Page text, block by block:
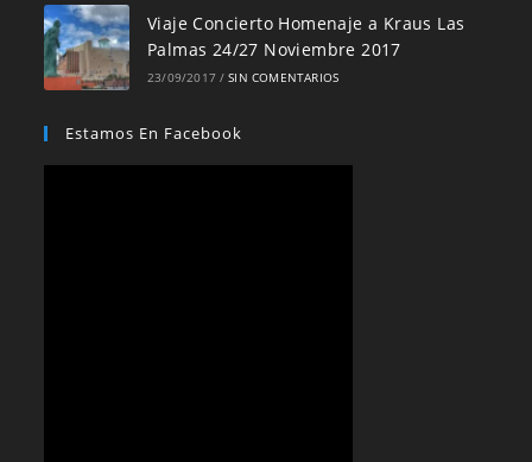
Viaje Concierto Homenaje a Kraus Las
Palmas 24/27 Noviembre 2017
23/09/2017 / SIN COMENTARIOS
Estamos En Facebook